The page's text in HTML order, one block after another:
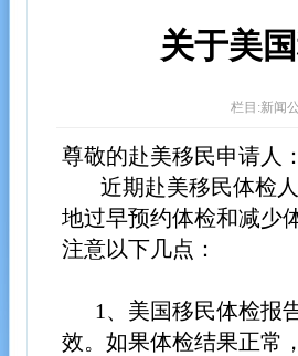
关于美
栏目:新闻
尊敬的赴美移民申请人：
近期赴美移民体检人
地过早预约体检和减少
注意以下几点：
1、美国移民体检报
效。如果体检结果正常